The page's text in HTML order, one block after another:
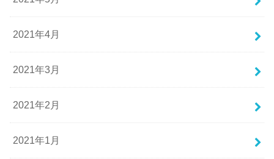
2021年4月
2021年3月
2021年2月
2021年1月